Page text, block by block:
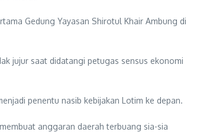
Gedung Yayasan Shirotul Khair Ambung di
jujur saat didatangi petugas sensus ekonomi
penentu nasib kebijakan Lotim ke depan.
anggaran daerah terbuang sia-sia